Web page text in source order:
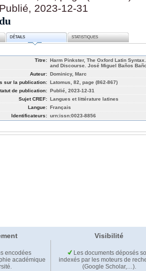
Publié, 2023-12-31
DÉTAILS STATISTIQUES
Titre: Harm Pinkster, The Oxford Latin
and Discourse. José Miguel Baños
Auteur: Dominicy, Marc
sur la publication: Latomus, 82, page (862-867)
de publication: Publié, 2023-12-31
Sujet CREF: Langues et littérature latines
Langue: Français
Identificateurs: urn:issn:0023-8856
Visibilité
encodées
académique
Les documents déposés
indexés par les moteurs de
(Google Scholar,…).